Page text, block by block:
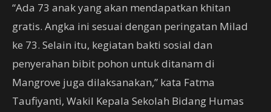
“Ada 73 anak yang akan mendapatkan khitan
gratis. Angka ini sesuai dengan peringatan Milad
ke 73. Selain itu, kegiatan bakti sosial dan
penyerahan bibit pohon untuk ditanam di
Mangrove juga dilaksanakan,” kata Fatma
Taufiyanti, Wakil Kepala Sekolah Bidang Humas